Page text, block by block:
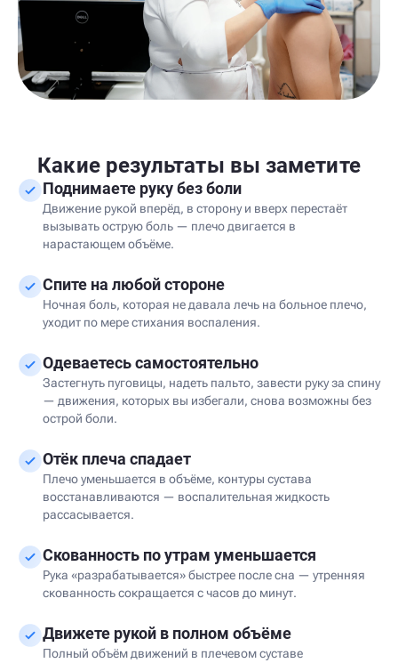
Какие результаты вы заметите
Поднимаете руку без боли
Движение рукой вперёд, в сторону и вверх перестаёт
вызывать острую боль — плечо двигается в
нарастающем объёме.
Спите на любой стороне
Ночная боль, которая не давала лечь на больное плечо,
уходит по мере стихания воспаления.
Одеваетесь самостоятельно
Застегнуть пуговицы, надеть пальто, завести руку за спину
— движения, которых вы избегали, снова возможны без
острой боли.
Отёк плеча спадает
Плечо уменьшается в объёме, контуры сустава
восстанавливаются — воспалительная жидкость
рассасывается.
Скованность по утрам уменьшается
Рука «разрабатывается» быстрее после сна — утренняя
скованность сокращается с часов до минут.
Движете рукой в полном объёме
Полный объём движений в плечевом суставе